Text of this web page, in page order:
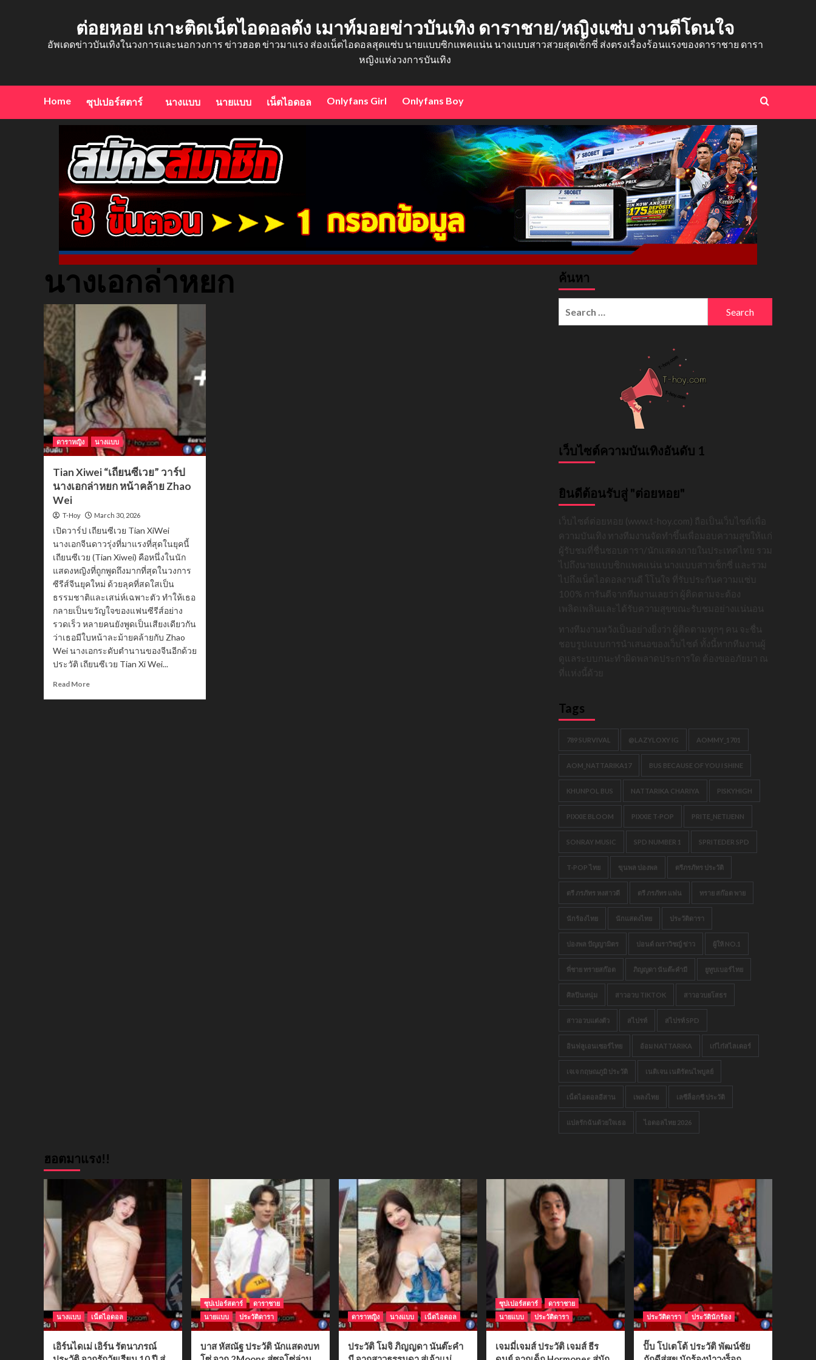
ต่อยหอย เกาะติดเน็ตไอดอลดัง เมาท์มอยข่าวบันเทิง ดาราชาย/หญิงแซ่บ งานดีโดนใจ
อัพเดดข่าวบันเทิงในวงการและนอกวงการ ข่าวฮอต ข่าวมาแรง ส่องเน็ตไอดอลสุดแซ่บ นายแบบซิกแพคแน่น นางแบบสาวสวยสุดเซ็กซี่ ส่งตรงเรื่องร้อนแรงของดาราชาย ดารา
หญิงแห่งวงการบันเทิง
Home ซุปเปอร์สตาร์ นางแบบ นายแบบ เน็ตไอดอล Onlyfans Girl Onlyfans Boy
นางเอกล่าหยก
ดาราหญิง นางแบบ
Tian Xiwei “เถียนซีเวย” วาร์ป
นางเอกล่าหยก หน้าคล้าย Zhao
Wei
T-Hoy March 30, 2026
เปิดวาร์ป เถียนซีเวย Tian XiWei
นางเอกจีนดาวรุ่งที่มาแรงที่สุดในยุคนี้
เถียนซีเวย (Tian Xiwei) คือหนึ่งในนัก
แสดงหญิงที่ถูกพูดถึงมากที่สุดในวงการ
ซีรีส์จีนยุคใหม่ ด้วยลุคที่สดใสเป็น
ธรรมชาติและเสน่ห์เฉพาะตัว ทำให้เธอ
กลายเป็นขวัญใจของแฟนซีรีส์อย่าง
รวดเร็ว หลายคนยังพูดเป็นเสียงเดียวกัน
ว่าเธอมีใบหน้าละม้ายคล้ายกับ Zhao
Wei นางเอกระดับตำนานของจีนอีกด้วย
ประวัติ เถียนซีเวย Tian Xi Wei...
Read MoreRead
ค้นหา
เว็บไซต์ความบันเทิงอันดับ 1
ยินดีต้อนรับสู่ "ต่อยหอย"
เว็บไซต์ต่อยหอย (www.t-hoy.com) ถือเป็นเว็บไซต์เพื่อ
ความบันเทิง ทางทีมงานจัดทำขึ้นเพื่อมอบความสุขให้แก่
ผู้รับชมที่ชื่นชอบดารา/นักแสดงภายในประเทศไทย รวม
ไปถึงนายแบบซิกแพคแน่น นางแบบสาวเซ็กซี่ และรวม
ไปถึงเน็ตไอดอลงานดี โโนใจ ที่รับประกันความแซ่บ
100% การันตีจากทีมงานเลยว่า ผู้ติดตามจะต้อง
เพลิดเพลินและได้รับความสุขขณะรับชมอย่างแน่นอน
ทางทีมงานหวังเป็นอย่างยิ่งว่า ผู้ติดตามทุกๆ คน จะชื่น
ชอบรูปแบบการนำเสนอของเว็บไซต์ ทั้งนี้หากทีมงานผู้
ดูแลระบบกนะทำผิดพลาดประการใด ต้องขออภัยมา ณ
ที่แห่งนี้ด้วย
Tags
789 SURVIVAL @LAZYLOXY IG AOMMY_1701
AOM_NATTARIKA17 BUS BECAUSE OF YOU I SHINE
KHUNPOL BUS NATTARIKA CHARIYA PISKYHIGH
PIXXIE BLOOM PIXXIE T-POP PRITE_NETIJENN
SONRAY MUSIC SPD NUMBER 1 SPRITEDER SPD
T-POP ไทย ขุนพล ปองพล ตรีภรภัทร ประวัติ
ตรี ภรภัทร หงสาวดี ตรี ภรภัทร แฟน ทราย สก๊อต พาย
นักร้องไทย นักแสดงไทย ประวัติดารา
ปองพล ปัญญามิตร ปอนด์ ณราวิชญ์ ข่าว ผู้ให้ NO.1
พี่ชาย ทรายสก๊อต ภิญญดา นันต๊ะคำมี ยูทูบเบอร์ไทย
ศิลปินหนุ่ม สาวอวบ TIKTOK สาวอวบยโสธร
สาวอวบแต่งตัว สไปรท์ สไปรท์ SPD
อินฟลูเอนเซอร์ไทย อ้อม NATTARIKA เก๋ไก๋สไลเดอร์
เจเจ กฤษณภูมิ ประวัติ เนติเจน เนติรัตนไพบูลย์
เน็ตไอดอลอีสาน เพลงไทย เลซีล็อกซี ประวัติ
แปลรักฉันด้วยใจเธอ ไอดอลไทย 2026
ฮอตมาแรง!!
นางแบบ เน็ตไอดอล
เอิร์นไดเม่ เอิร์น รัตนาภรณ์
ซุปเปอร์สตาร์
ดาราชาย
นายแบบ
ประวัติดารา
บาส หัสณัฐ ประวัติ นักแสดงบท
ดาราหญิง นางแบบ เน็ตไอดอล
ประวัติ โมจิ ภิญญดา นันต๊ะคำ
ซุปเปอร์สตาร์
ดาราชาย
นายแบบ
ประวัติดารา
เจมมี่เจมส์ ประวัติ เจมส์ ธีร
ประวัติดารา ประวัตินักร้อง
ปั๊บ โปเตโต้ ประวัติ พัฒน์ชัย